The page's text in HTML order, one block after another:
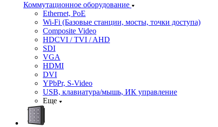
Коммутационное оборудование
Ethernet, PoE
Wi-Fi (Базовые станции, мосты, точки доступа)
Composite Video
HDCVI / TVI / AHD
SDI
VGA
HDMI
DVI
YPbPr, S-Video
USB, клавиатура/мышь, ИК управление
Еще